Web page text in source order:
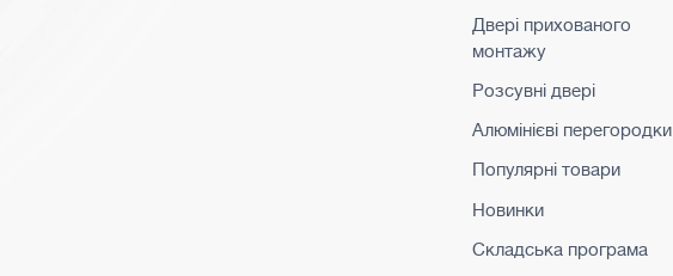
Двері прихованого
монтажу
Розсувні двері
Алюмінієві перегородки
Популярні товари
Новинки
Складська програма